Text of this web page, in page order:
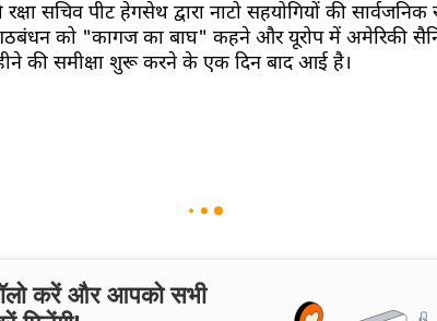
रक्षा सचिव पीट हेगसेथ द्वारा नाटो सहयोगियों की
को "कागज का बाघ" कहने और यूरोप में अमेरिकी
की समीक्षा शुरू करने के एक दिन बाद आई है।
करें और आपको सभी